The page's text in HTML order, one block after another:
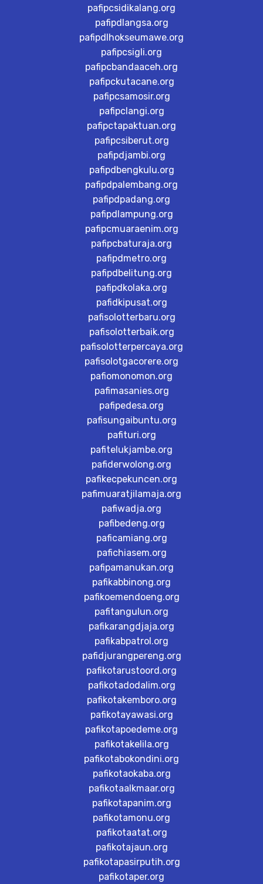
pafipcsidikalang.org
pafipdlangsa.org
pafipdlhokseumawe.org
pafipcsigli.org
pafipcbandaaceh.org
pafipckutacane.org
pafipcsamosir.org
pafipclangi.org
pafipctapaktuan.org
pafipcsiberut.org
pafipdjambi.org
pafipdbengkulu.org
pafipdpalembang.org
pafipdpadang.org
pafipdlampung.org
pafipcmuaraenim.org
pafipcbaturaja.org
pafipdmetro.org
pafipdbelitung.org
pafipdkolaka.org
pafidkipusat.org
pafisolotterbaru.org
pafisolotterbaik.org
pafisolotterpercaya.org
pafisolotgacorere.org
pafiomonomon.org
pafimasanies.org
pafipedesa.org
pafisungaibuntu.org
pafituri.org
pafitelukjambe.org
pafiderwolong.org
pafikecpekuncen.org
pafimuaratjilamaja.org
pafiwadja.org
pafibedeng.org
paficamiang.org
pafichiasem.org
pafipamanukan.org
pafikabbinong.org
pafikoemendoeng.org
pafitangulun.org
pafikarangdjaja.org
pafikabpatrol.org
pafidjurangpereng.org
pafikotarustoord.org
pafikotadodalim.org
pafikotakemboro.org
pafikotayawasi.org
pafikotapoedeme.org
pafikotakelila.org
pafikotabokondini.org
pafikotaokaba.org
pafikotaalkmaar.org
pafikotapanim.org
pafikotamonu.org
pafikotaatat.org
pafikotajaun.org
pafikotapasirputih.org
pafikotaper.org